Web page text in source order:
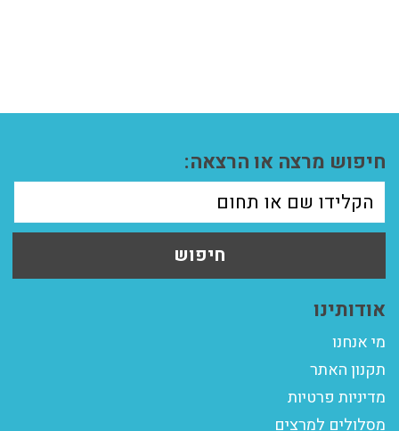
חיפוש מרצה או הרצאה:
חיפוש
אודותינו
מי אנחנו
תקנון האתר
מדיניות פרטיות
מסלולים למרצים